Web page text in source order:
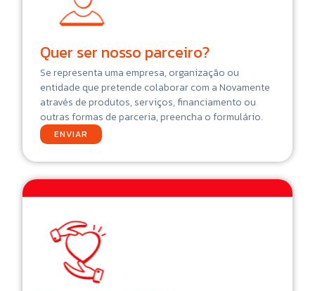
Quer ser nosso parceiro?
Se representa uma empresa, organização ou
entidade que pretende colaborar com a Novamente
através de produtos, serviços, financiamento ou
outras formas de parceria, preencha o formulário.
ENVIAR